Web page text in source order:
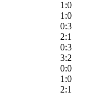
1:0
1:0
0:3
2:1
0:3
3:2
0:0
1:0
2:1